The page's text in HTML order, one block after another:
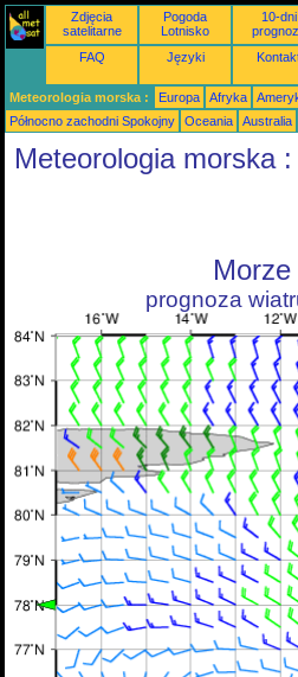
Zdjęcia
satelitarne
Pogoda
Lotnisko
10-dni
FAQ Języki
Meteorologia morska : Europa Afryka
Północno zachodni Spokojny
Oceania Australia
Meteorologia morska
prognoza